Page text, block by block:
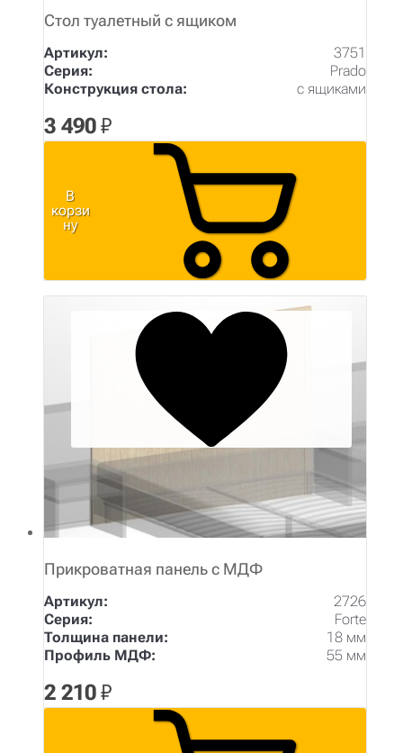
Стол туалетный с ящиком
Артикул:
3751
Серия:
Prado
Конструкция стола:
с ящиками
3 490₽
В
корзи
ну
Прикроватная панель с МДФ
Артикул:
2726
Серия:
Forte
Толщина панели:
18 мм
Профиль МДФ:
55 мм
2 210₽